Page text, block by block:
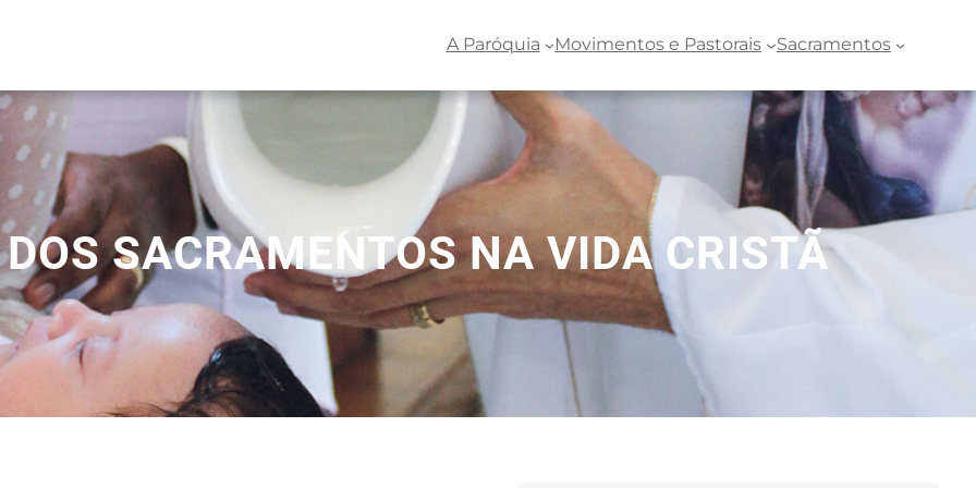
A Paróquia Movimentos e Pastorais Sacramentos
SACRAMENTOS NA VIDA CRISTÃ